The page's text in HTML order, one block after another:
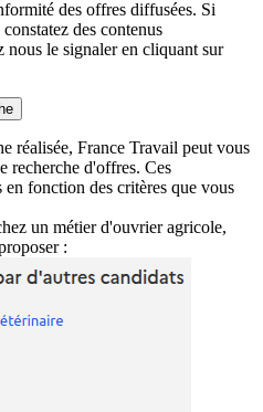
des offres diffusées. Si
des contenus
nous le signaler en cliquant sur
réalisée, France Travail peut vous
recherche d'offres. Ces
en fonction des critères que vous
un métier d'ouvrier agricole,
: